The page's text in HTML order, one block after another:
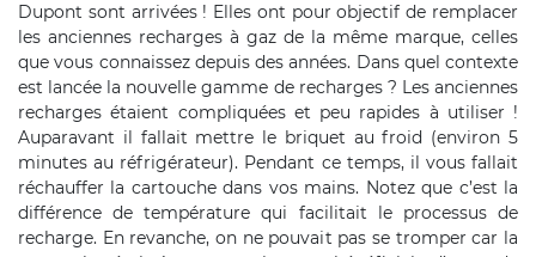
Dupont sont arrivées ! Elles ont pour objectif de remplacer
les anciennes recharges à gaz de la même marque, celles
que vous connaissez depuis des années. Dans quel contexte
est lancée la nouvelle gamme de recharges ? Les anciennes
recharges étaient compliquées et peu rapides à utiliser !
Auparavant il fallait mettre le briquet au froid (environ 5
minutes au réfrigérateur). Pendant ce temps, il vous fallait
réchauffer la cartouche dans vos mains. Notez que c’est la
différence de température qui facilitait le processus de
recharge. En revanche, on ne pouvait pas se tromper car la